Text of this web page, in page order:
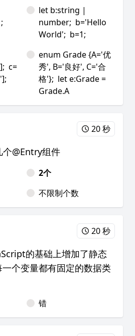
let b:string |
number; b='Hello
World'; b=1;
c=
enum Grade {A='优
秀', B='良好', C='合
格'}; let e:Grade =
Grade.A
20 秒
@Entry组件
2个
不限制个数
20 秒
的基础上增加了静态
个变量都有固定的数据类
错